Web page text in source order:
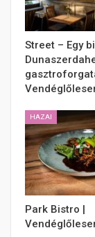
Street – Egy
HAZAI
Park Bistro |